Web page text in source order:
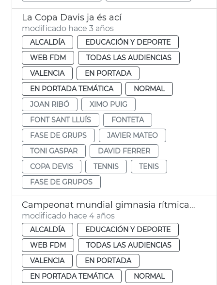
La Copa Davis ja és ací
modificado hace 3 años
ALCALDÍA
EDUCACIÓN Y DEPORTE
WEB FDM
TODAS LAS AUDIENCIAS
VALENCIA
EN PORTADA
EN PORTADA TEMÁTICA
NORMAL
JOAN RIBÓ
XIMO PUIG
FONT SANT LLUÍS
FONTETA
FASE DE GRUPS
JAVIER MATEO
TONI GASPAR
DAVID FERRER
COPA DEVIS
TENNIS
TENIS
FASE DE GRUPOS
Campeonat mundial gimnasia rítmica 2023
modificado hace 4 años
ALCALDÍA
EDUCACIÓN Y DEPORTE
WEB FDM
TODAS LAS AUDIENCIAS
VALENCIA
EN PORTADA
EN PORTADA TEMÁTICA
NORMAL